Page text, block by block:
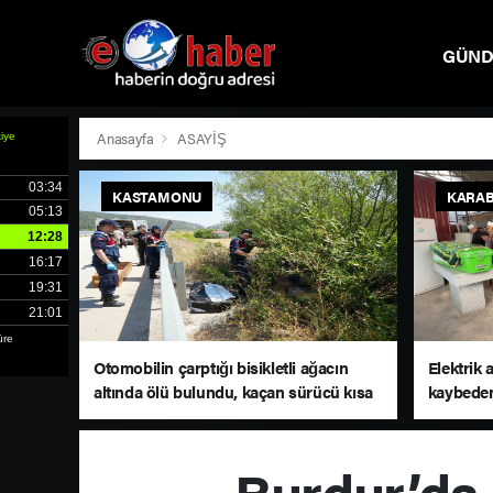
Anasayfa ASAYİŞ
KASTAMONU
Otomobilin çarptığı bisikletli ağacın
altında ölü bulundu, kaçan sürücü kısa
sürede yakalandı
Elektrik